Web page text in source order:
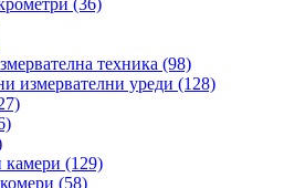
(36)
техника (98)
измервателни уреди (128)
(129)
(58)